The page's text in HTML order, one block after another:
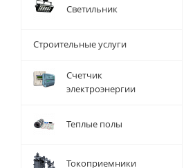
Светильник
Строительные услуги
Счетчик
электроэнергии
Теплые полы
Токоприемники